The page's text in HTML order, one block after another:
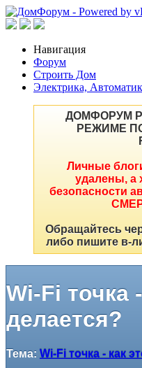
Навигация
Форум
Строить Дом
Электрика,
ДОМФОРУМ
РЕЖИМЕ
Личные
удалены, а
безопасности
Обращайтесь
либо пишите в-
Wi-Fi точка
делается?
Тема: Wi-Fi точка - как